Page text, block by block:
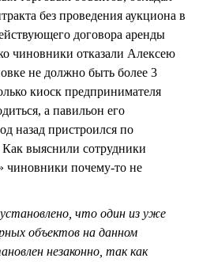
без проведения аукциона в
договора аренды
чиновники отказали Алексею
не должно быть более 3
киоск предпринимателя
а павильон его
назад пристроился по
Как выяснили сотрудники
чиновники почему-то не
что один из уже
объектов на данном
незаконно, так как